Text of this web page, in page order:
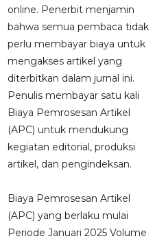
online. Penerbit menjamin
bahwa semua pembaca tidak
perlu membayar biaya untuk
mengakses artikel yang
diterbitkan dalam jurnal ini.
Penulis membayar satu kali
Biaya Pemrosesan Artikel
(APC) untuk mendukung
kegiatan editorial, produksi
artikel, dan pengindeksan.
Biaya Pemrosesan Artikel
(APC) yang berlaku mulai
Periode Januari 2025 Volume